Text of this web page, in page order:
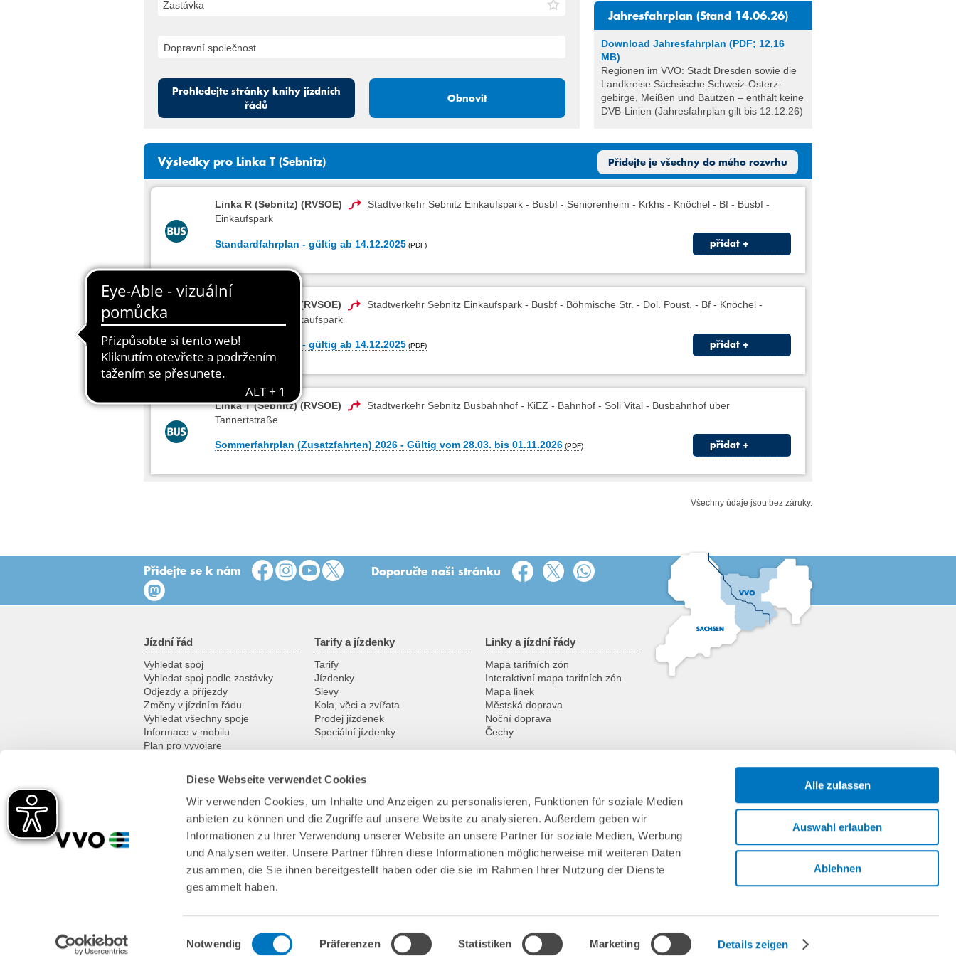
Diese Webseite verwendet Cookies
Wir verwenden Cookies, um Inhalte und Anzeigen zu personalisieren, Funktionen für soziale Medien
anbieten zu können und die Zugriffe auf unsere Website zu analysieren. Außerdem geben wir
Informationen zu Ihrer Verwendung unserer Website an unsere Partner für soziale Medien, Werbung
und Analysen weiter. Unsere Partner führen diese Informationen möglicherweise mit weiteren Daten
zusammen, die Sie ihnen bereitgestellt haben oder die sie im Rahmen Ihrer Nutzung der Dienste
gesammelt haben.
Einwilligungsauswahl
Notwendig Präferenzen Statistiken Marketing Details zeigen
Alle zulassen
Auswahl erlauben
Ablehnen
Zastávka
Prohledejte stránky knihy jízdních
řádů
Obnovit
Jahresfahrplan (Stand 14.06.26)
Download Jahresfahrplan (PDF; 12,16
MB)
Regionen im VVO: Stadt Dresden sowie die
Landkreise Sächsische Schweiz-Osterz­
gebirge, Meißen und Bautzen – enthält keine
DVB-Linien (Jahresfahrplan gilt bis 12.12.26)
Výsledky pro Linka T (Sebnitz) Přidejte je všechny do mého rozvrhu
Linka R (Sebnitz) (RVSOE)
Stadtverkehr Sebnitz Einkaufspark - Busbf - Seniorenheim - Krkhs - Knöchel - Bf - Busbf -
Einkaufspark
Standardfahrplan - gültig ab 14.12.2025 přidat +
Linka T (Sebnitz) (RVSOE)
Stadtverkehr Sebnitz Einkaufspark - Busbf - Böhmische Str. - Dol. Poust. - Bf - Knöchel -
Krkhs - Busbf - Einkaufspark
Standardfahrplan - gültig ab 14.12.2025 přidat +
Linka T (Sebnitz) (RVSOE)
Stadtverkehr Sebnitz Busbahnhof - KiEZ - Bahnhof - Soli Vital - Busbahnhof über
Tannertstraße
Sommerfahrplan (Zusatzfahrten) 2026 - Gültig vom 28.03. bis 01.11.2026 přidat +
Všechny údaje jsou bez záruky.
Přidejte se k nám Doporučte naši stránku
Jízdní řád
Vyhledat spoj
Vyhledat spoj podle zastávky
Odjezdy a příjezdy
Změny v jízdním řádu
Vyhledat všechny spoje
Informace v mobilu
Plan pro vyvojare
Tarify a jízdenky
Tarify
Jízdenky
Slevy
Kola, věci a zvířata
Prodej jízdenek
Speciální jízdenky
Linky a jízdní řády
Mapa tarifních zón
Interaktivní mapa tarifních zón
Mapa linek
Městská doprava
Noční doprava
Čechy
Za zážitky
Kam na výlet
Historické dopravní prostředky
Přívozy a lodě
Služby
Zákaznická centra
Gruppenanmeldung
Nadstandardní záruky
Ke stažení
Park+Ride
Kontakt
Portrét
Dopravní podnik
Tým VVO
VVO na internetu